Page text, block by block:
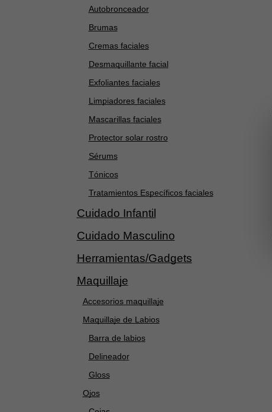
Autobronceador
Brumas
Cremas faciales
Desmaquillante facial
Exfoliantes faciales
Limpiadores faciales
Mascarillas faciales
Protector solar rostro
Sérums
Tónicos
Tratamientos Específicos faciales
Cuidado Infantil
Cuidado Masculino
Herramientas/Gadgets
Maquillaje
Accesorios maquillaje
Maquillaje de Labios
Barra de labios
Delineador
Gloss
Ojos